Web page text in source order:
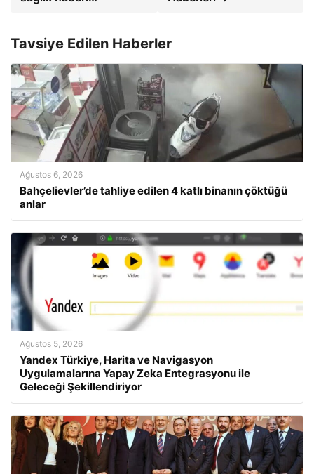
Tavsiye Edilen Haberler
Ağustos 6, 2026
Bahçelievler’de tahliye edilen 4 katlı binanın çöktüğü
anlar
Ağustos 5, 2026
Yandex Türkiye, Harita ve Navigasyon
Uygulamalarına Yapay Zeka Entegrasyonu ile
Geleceği Şekillendiriyor